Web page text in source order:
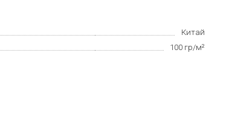
Китай
100 гр/м²